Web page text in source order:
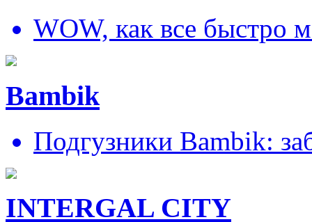
WOW, как все быстро
Bambik
Подгузники Bambik:
INTERGAL CITY